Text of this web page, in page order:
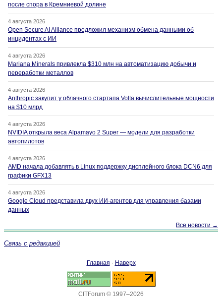
после спора в Кремниевой долине
4 августа 2026
Open Secure AI Alliance предложил механизм обмена данными об
инцидентах с ИИ
4 августа 2026
Mariana Minerals привлекла $310 млн на автоматизацию добычи и
переработки металлов
4 августа 2026
Anthropic закупит у облачного стартапа Volta вычислительные мощности
на $10 млрд
4 августа 2026
NVIDIA открыла веса Alpamayo 2 Super — модели для разработки
автопилотов
4 августа 2026
AMD начала добавлять в Linux поддержку дисплейного блока DCN6 для
графики GFX13
4 августа 2026
Google Cloud представила двух ИИ-агентов для управления базами
данных
Все новости →
Связь с редакцией
Главная · Наверх
CITForum © 1997–2026